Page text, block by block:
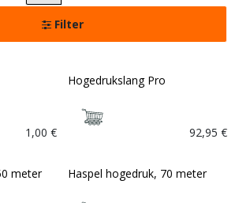
Filter
1,00 €
Hogedrukslang Pro
92,95 €
meter Haspel hogedruk, 70 meter